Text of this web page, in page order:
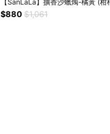
$880 $1,061